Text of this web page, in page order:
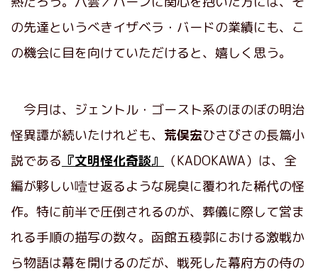
の先達というべきイザベラ・バードの業績にも、こ
の機会に目を向けていただけると、嬉しく思う。
今月は、ジェントル・ゴースト系のほのぼの明治
怪異譚が続いたけれども、 荒俣宏ひさびさの長篇小
説である 『文明怪化奇談』
（KADOKAWA）は、全
編が夥しい噎せ返るような屍臭に覆われた稀代の怪
作。特に前半で圧倒されるのが、葬儀に際して営ま
れる手順の描写の数々。函館五稜郭における激戦か
ら物語は幕を開けるのだが、戦死した幕府方の侍の